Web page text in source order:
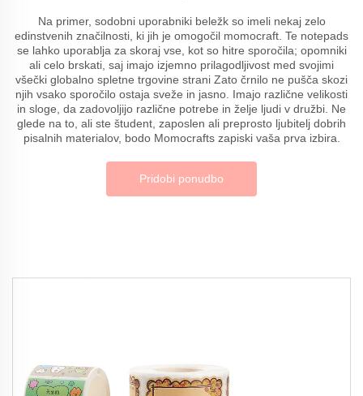
Na primer, sodobni uporabniki beležk so imeli nekaj zelo
edinstvenih značilnosti, ki jih je omogočil momocraft. Te notepads
se lahko uporablja za skoraj vse, kot so hitre sporočila; opomniki
ali celo brskati, saj imajo izjemno prilagodljivost med svojimi
všečki globalno spletne trgovine strani Zato črnilo ne pušča skozi
njih vsako sporočilo ostaja sveže in jasno. Imajo različne velikosti
in sloge, da zadovoljijo različne potrebe in želje ljudi v družbi. Ne
glede na to, ali ste študent, zaposlen ali preprosto ljubitelj dobrih
pisalnih materialov, bodo Momocrafts zapiski vaša prva izbira.
Pridobi ponudbo